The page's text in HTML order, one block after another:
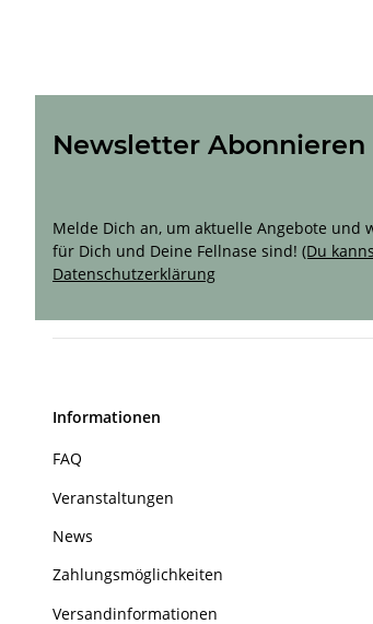
Newsletter Abonnieren
Melde Dich an, um aktuelle Angebote und
für Dich und Deine Fellnase sind! (Du
Datenschutzerklärung
Informationen
FAQ
Veranstaltungen
News
Zahlungsmöglichkeiten
Versandinformationen